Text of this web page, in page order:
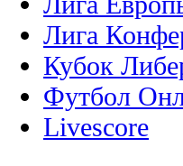
Лига
Кубок
Футбол
Livescore